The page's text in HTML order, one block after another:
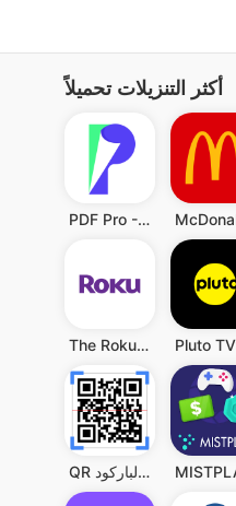
أكثر التنزيلات تحميلاً
PDF Pro - Reader & Maker
The Roku App (Official)
QR قارئ رمز & قارئ الباركود